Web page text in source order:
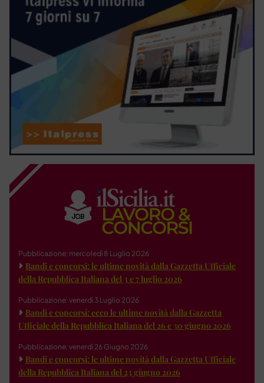
Pubblicazione: mercoledì 8 Luglio 2026
Bandi e concorsi: le ultime novità dalla Gazzetta Ufficiale
della Repubblica Italiana del 3 e 7 luglio 2026
Pubblicazione: venerdì 3 Luglio 2026
Bandi e concorsi: ecco le ultime novità dalla Gazzetta
Ufficiale della Repubblica Italiana del 26 e 30 giugno 2026
Pubblicazione: venerdì 26 Giugno 2026
Bandi e concorsi: le ultime novità dalla Gazzetta Ufficiale
della Repubblica Italiana del 23 giugno 2026